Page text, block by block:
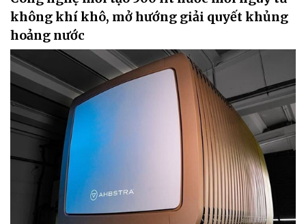
không khí khô, mở hướng giải quyết khủng
hoảng nước